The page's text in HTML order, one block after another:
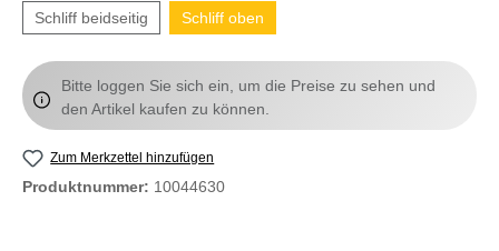
Schliff beidseitig Schliff oben
Bitte loggen Sie sich ein, um die Preise zu sehen und
den Artikel kaufen zu können.
Zum Merkzettel hinzufügen
Produktnummer: 10044630